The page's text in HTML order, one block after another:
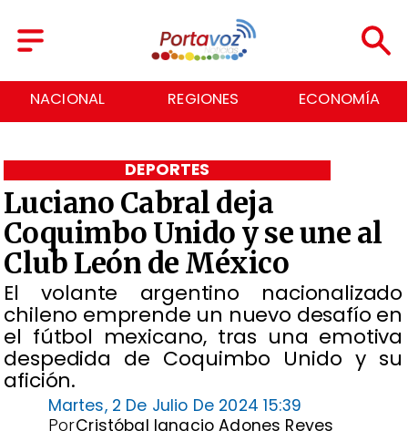
NACIONAL REGIONES ECONOMÍA
Luciano Cabral deja
Coquimbo Unido y se une al
Club León de México
​El volante argentino nacionalizado
chileno emprende un nuevo desafío en
el fútbol mexicano, tras una emotiva
despedida de Coquimbo Unido y su
afición.
DEPORTES
Martes, 2 De Julio De 2024 15:39
Cristóbal Ignacio Adones Reyes
Por